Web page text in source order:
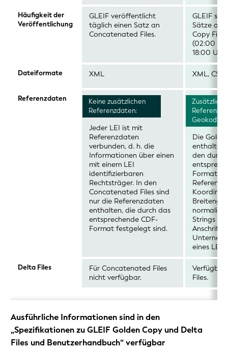
Häufigkeit der
Veröffentlichung
GLEIF veröffentlicht
täglich einen Satz an
Concatenated Files.
GLEIF
Sätze
Copy
(02:00
18:00
Dateiformate XML XML, CSV
Referenzdaten
Keine zusätzlichen
Referenzdaten:
Jeder LEI ist mit
Referenzdaten
verbunden, d. h. die
Informationen über einen
mit einem LEI
identifizierbaren
Rechtsträger. In den
Concatenated Files sind
nur die Referenzdaten
enthalten, die durch das
entsprechende CDF-
Format festgelegt sind.
Zusätzliche
Die
den durch
Format
Strings
Anschrift
eines LEI-
Delta Files
Für Concatenated Files
nicht verfügbar.
Verfügbar
Files.
Ausführliche Informationen sind in den
„Spezifikationen zu GLEIF Golden Copy und Delta
Files und Benutzerhandbuch“ verfügbar